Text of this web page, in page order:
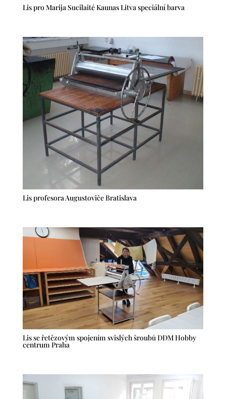
Lis pro Marija Sucilaité Kaunas Litva speciální barva
Lis profesora Augustoviče Bratislava
Lis se řetězovým spojením svislých šroubů DDM Hobby
centrum Praha